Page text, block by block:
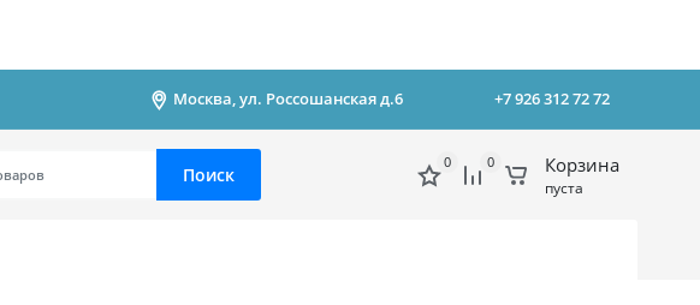
Москва, ул. Россошанская д.6 +7 926 312 72 72
Поиск
0 0 Корзина
пуста